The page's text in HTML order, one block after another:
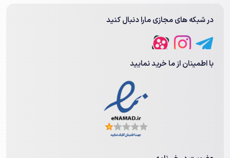
در شبکه های مجازی مارا دنبال کنید
با اطمینان از ما خرید نمایید